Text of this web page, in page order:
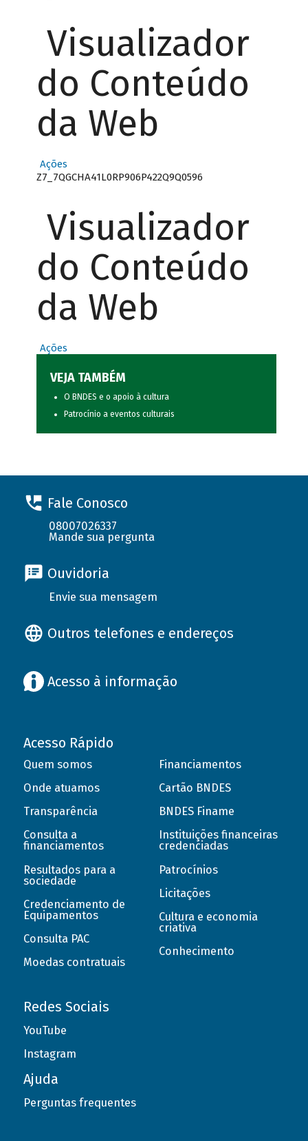
Visualizador
do Conteúdo
da Web
Ações
Z7_7QGCHA41L0RP906P422Q9Q0596
Visualizador
do Conteúdo
da Web
Ações
VEJA TAMBÉM
O BNDES e o apoio à cultura
Patrocínio a eventos culturais
Fale Conosco
08007026337
Mande sua pergunta
Ouvidoria
Envie sua mensagem
Outros telefones e endereços
Acesso à informação
Acesso Rápido
Quem somos
Onde atuamos
Transparência
Consulta a
financiamentos
Resultados para a
sociedade
Credenciamento de
Equipamentos
Consulta PAC
Moedas contratuais
Financiamentos
Cartão BNDES
BNDES Finame
Instituições financeiras
credenciadas
Patrocínios
Licitações
Cultura e economia
criativa
Conhecimento
Redes Sociais
YouTube
Instagram
Ajuda
Perguntas frequentes